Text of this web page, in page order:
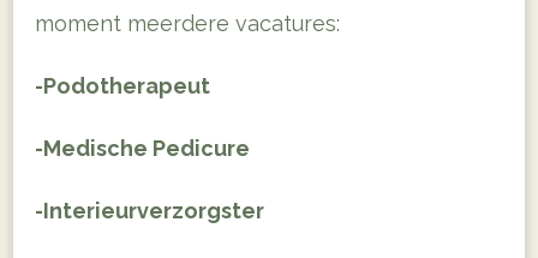
moment meerdere vacatures:
-Podotherapeut
-Medische Pedicure
-Interieurverzorgster